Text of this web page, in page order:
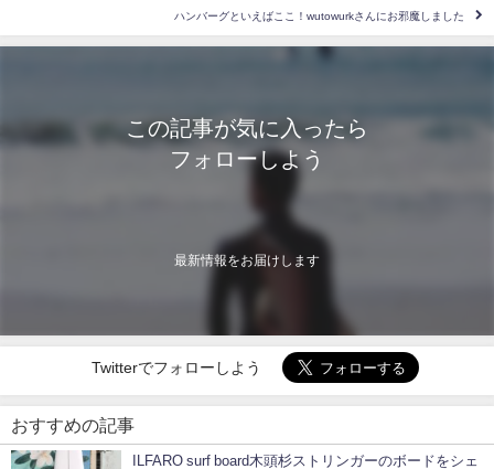
ハンバーグといえばここ！wutowurkさんにお邪魔しました
この記事が気に入ったら
フォローしよう
最新情報をお届けします
Twitterでフォローしよう
おすすめの記事
ILFARO surf board木頭杉ストリンガーのボードをシェ